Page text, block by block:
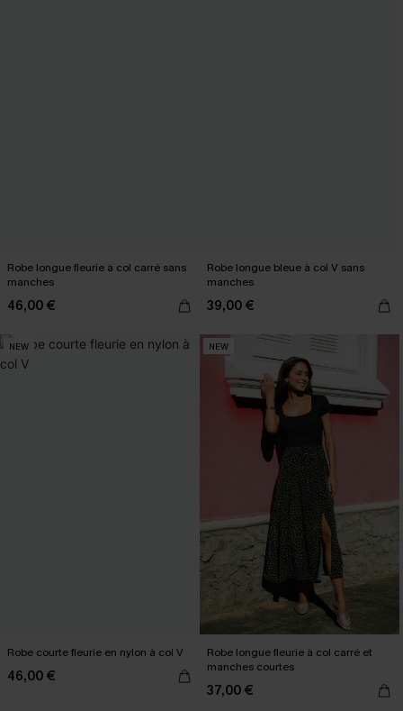
Robe longue fleurie à col carré sans
manches
46,00 €
Robe longue bleue à col V sans
manches
39,00 €
NEW
Robe courte fleurie en nylon à col V
46,00 €
NEW
Robe longue fleurie à col carré et
manches courtes
37,00 €